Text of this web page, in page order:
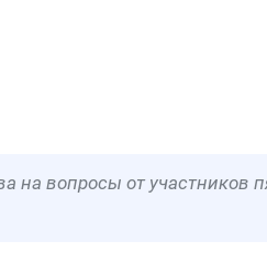
на вопросы от участников